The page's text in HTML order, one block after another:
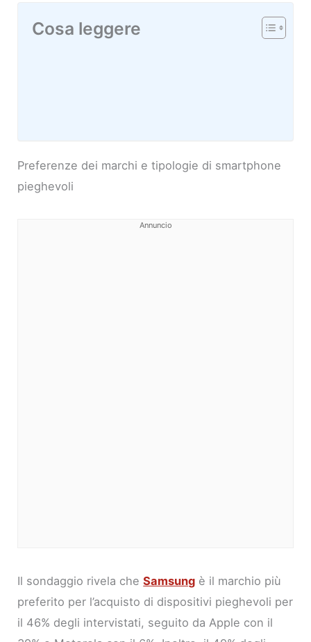
Cosa leggere
Preferenze dei marchi e tipologie di smartphone
pieghevoli
Annuncio
Il sondaggio rivela cheSamsung è il marchio più
preferito per l’acquisto di dispositivi pieghevoli per
il 46% degli intervistati, seguito da Apple con il